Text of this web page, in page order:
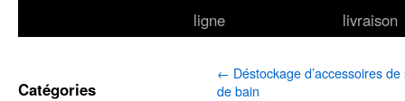
ligne
livraison
Catégories
← Déstockage d’accessoires de
de bain